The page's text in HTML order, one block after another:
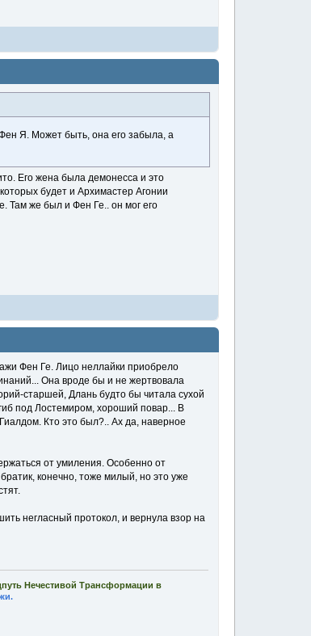
Я. Может быть, она его забыла, а
Его жена была демонесса и это
будет и Архимастер Агонии
Там же был и Фен Ге.. он мог его
Фен Ге. Лицо неллайки приобрело
Она вроде бы и не жертвовала
старшей, Длань будто бы читала сухой
под Лостемиром, хороший повар... В
Кто это был?.. Ах да, наверное
от умиления. Особенно от
конечно, тоже милый, но это уже
негласный протокол, и вернула взор на
Нечестивой Трансформации в